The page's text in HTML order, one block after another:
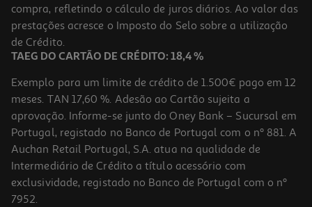
12.48 €/Lt
4,99 €
compra, refletindo o cálculo de juros diários. Ao valor das
prestações acresce o Imposto do Selo sobre a utilização
de Crédito.
TAEG DO CARTÃO DE CRÉDITO: 18,4 %
Exemplo para um limite de crédito de 1.500€ pago em 12
meses. TAN 17,60 %. Adesão ao Cartão sujeita a
aprovação. Informe-se junto do Oney Bank – Sucursal em
Portugal, registado no Banco de Portugal com o nº 881. A
Auchan Retail Portugal, S.A. atua na qualidade de
Intermediário de Crédito a título acessório com
exclusividade, registado no Banco de Portugal com o nº
7952.